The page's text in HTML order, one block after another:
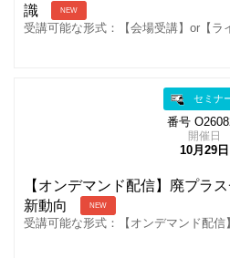
識 NEW
受講可能な形式：【会場受講】or【ラ
セミナ
番号
開催日
10月29日
【オンデマンド配信】廃プラ
新動向
NEW
受講可能な形式：【オンデマンド配信】